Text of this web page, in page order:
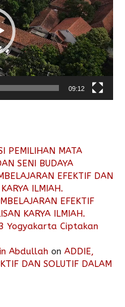
09:12
PEMILIHAN MATA
SENI BUDAYA
EFEKTIF DAN
ILMIAH.
EFEKTIF
KARYA ILMIAH.
3 Yogyakarta Ciptakan
Abdullah on ADDIE,
DAN SOLUTIF DALAM